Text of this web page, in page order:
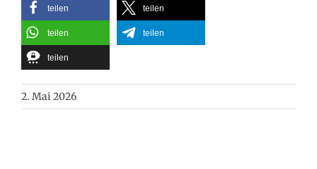
teilen teilen
teilen teilen
teilen
2. Mai 2026